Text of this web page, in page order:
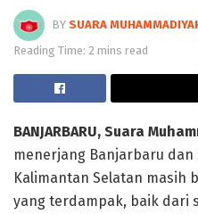
BY SUARA
Reading Time: 2 mins read
BANJARBARU, Suara
menerjang Banjarbaru dan
Kalimantan Selatan masih
yang terdampak, baik dari